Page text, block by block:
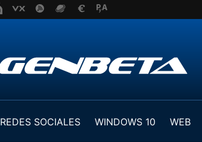
REDES SOCIALES WINDOWS 10 WEB